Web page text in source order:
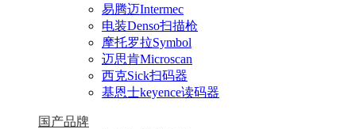
易腾迈Intermec
电装Denso扫描枪
摩托罗拉Symbol
迈思肯Microscan
西克Sick扫码器
基恩士keyence读码器
国产品牌